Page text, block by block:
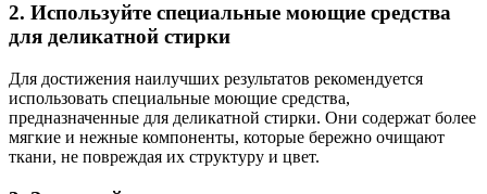
2. Используйте специальные моющие средства
для деликатной стирки
Для достижения наилучших результатов рекомендуется
использовать специальные моющие средства,
предназначенные для деликатной стирки. Они содержат более
мягкие и нежные компоненты, которые бережно очищают
ткани, не повреждая их структуру и цвет.